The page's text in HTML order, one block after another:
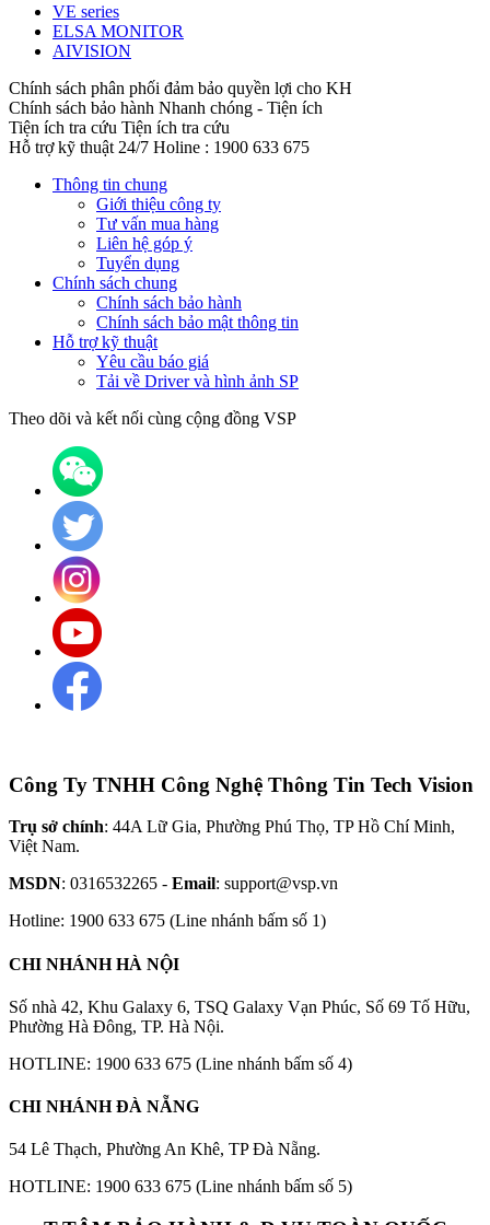
VE series
ELSA MONITOR
AIVISION
Chính sách phân phối đảm bảo quyền lợi cho KH
Chính sách bảo hành Nhanh chóng - Tiện ích
Tiện ích tra cứu Tiện ích tra cứu
Hỗ trợ kỹ thuật 24/7 Holine : 1900 633 675
Thông tin chung
Giới thiệu công ty
Tư vấn mua hàng
Liên hệ góp ý
Tuyển dụng
Chính sách chung
Chính sách bảo hành
Chính sách bảo mật thông tin
Hỗ trợ kỹ thuật
Yêu cầu báo giá
Tải về Driver và hình ảnh SP
Theo dõi và kết nối cùng cộng đồng VSP
Công Ty TNHH Công Nghệ Thông Tin Tech Vision
Trụ sở chính: 44A Lữ Gia, Phường Phú Thọ, TP Hồ Chí Minh,
Việt Nam.
MSDN: 0316532265 - Email: support@vsp.vn
Hotline: 1900 633 675 (Line nhánh bấm số 1)
CHI NHÁNH HÀ NỘI
Số nhà 42, Khu Galaxy 6, TSQ Galaxy Vạn Phúc, Số 69 Tố Hữu,
Phường Hà Đông, TP. Hà Nội.
HOTLINE: 1900 633 675 (Line nhánh bấm số 4)
CHI NHÁNH ĐÀ NẴNG
54 Lê Thạch, Phường An Khê, TP Đà Nẵng.
HOTLINE: 1900 633 675 (Line nhánh bấm số 5)